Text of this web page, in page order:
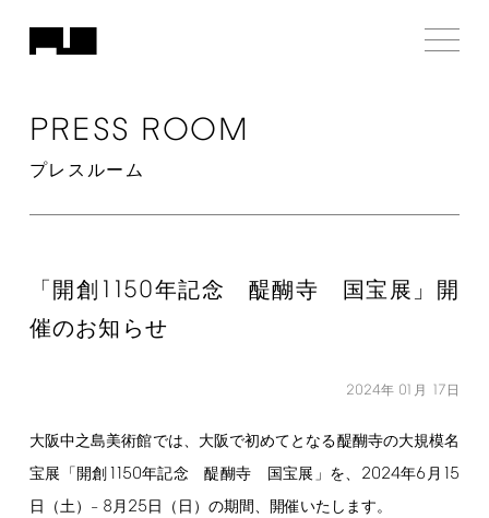
PRESS ROOM
プレスルーム
「開創 1150年記念 醍醐寺 国宝展」開
催のお知らせ
2024年 01 月 17 日
大阪中之島美術館では、大阪で初めてとなる醍醐寺の大規模名
宝展「開創 1150年記念 醍醐寺 国宝展」を、 2024年6月 15
日（土）– 8月 25 日（日）の期間、開催いたします。